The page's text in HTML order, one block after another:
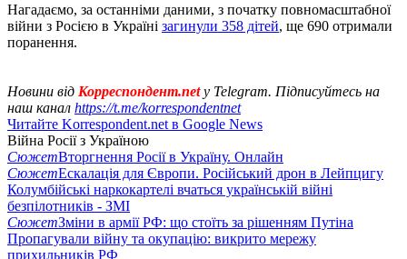
Нагадаємо, за останніми даними, з початку повномасштабної
війни з Росією в Україні загинули 358 дітей, ще 690 отримали
поранення.
Новини від Корреспондент.netу Telegram. Підписуйтесь на
наш канал https://t.me/korrespondentnet
Читайте Korrespondent.net в Google News
Війна Росії з Україною
СюжетВторгнення Росії в Україну. Онлайн
СюжетЕскалація для Європи. Російський дрон в Лейпцигу
Колумбійські наркокартелі вчаться українській війні
безпілотників - ЗМІ
СюжетЗміни в армії РФ: що стоїть за рішенням Путіна
Пропагували війну та окупацію: викрито мережу
прихильників РФ